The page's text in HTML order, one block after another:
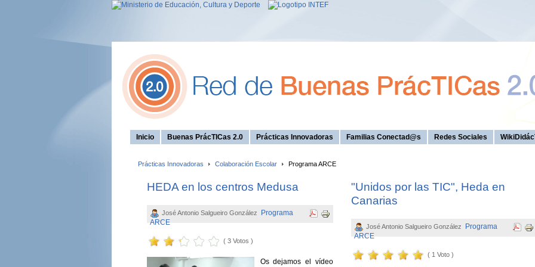
Inicio Buenas PrácTICas 2.0 Prácticas Innovadoras Familias Conectad@s Redes Sociales
Prácticas Innovadoras Colaboración Escolar Programa ARCE
HEDA en los centros Medusa
José Antonio Salgueiro González
Programa
ARCE
( 3 Votos )
Os dejamos el vídeo
"Unidos por las TIC", Heda en
Canarias
José Antonio Salgueiro González
Programa
ARCE
( 1 Voto )